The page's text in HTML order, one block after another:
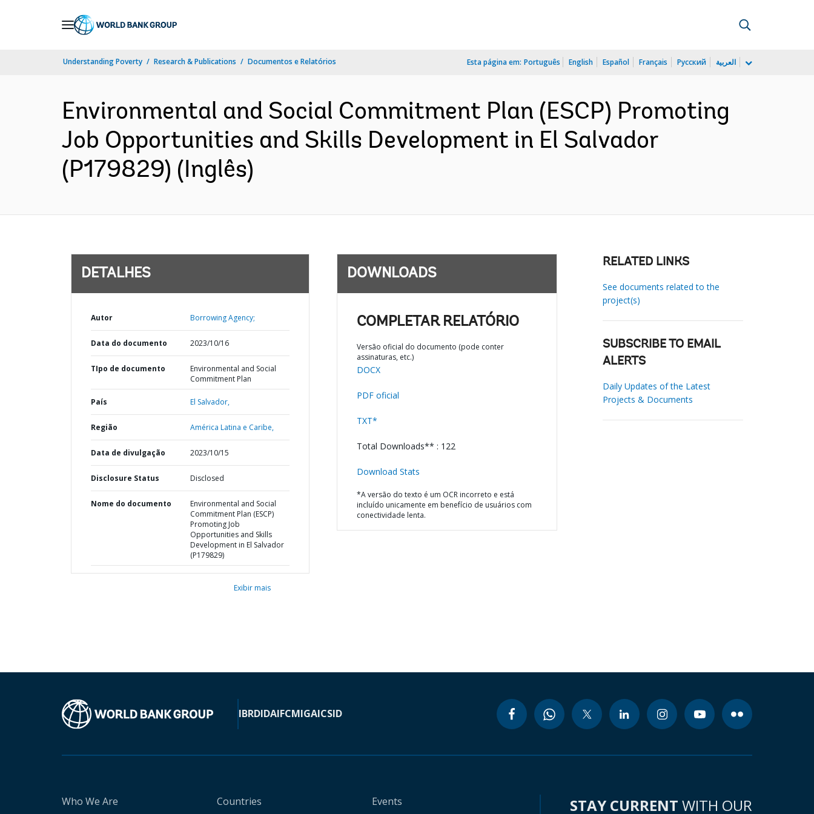
Understanding Poverty Research & Publications Documentos e Relatórios Esta página em: Português English Español Français Русский العربية
Environmental and Social Commitment Plan (ESCP) Promoting
Job Opportunities and Skills Development in El Salvador
(P179829) (Inglês)
DETALHES
Autor Borrowing Agency;
Data do documento 2023/10/16
TIpo de documento
Environmental and Social
Commitment Plan
País El Salvador,
Região América Latina e Caribe,
Data de divulgação 2023/10/15
Disclosure Status Disclosed
Nome do documento
Environmental and Social
Commitment Plan (ESCP)
Promoting Job
Opportunities and Skills
Development in El Salvador
(P179829)
Exibir mais
DOWNLOADS
COMPLETAR RELATÓRIO
Versão oficial do documento (pode conter
assinaturas, etc.)
DOCX
PDF oficial
TXT*
Total Downloads** : 122
Download Stats
*A versão do texto é um OCR incorreto e está
incluído unicamente em benefício de usuários com
conectividade lenta.
RELATED LINKS
See documents related to the
project(s)
SUBSCRIBE TO EMAIL
ALERTS
Daily Updates of the Latest
Projects & Documents
IBRDIDAIFCMIGAICSID
Who We Are Countries Events STAY CURRENT WITH OUR